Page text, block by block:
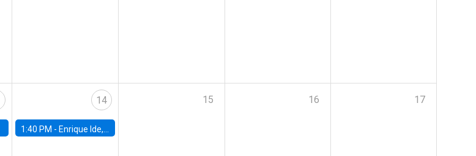
14
1:40 PM - Enrique Ide, IESE
15 16 17